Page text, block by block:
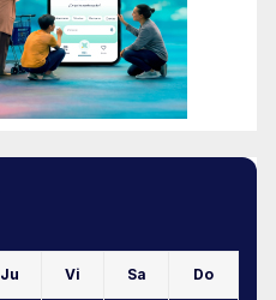
Ju Vi Sa Do